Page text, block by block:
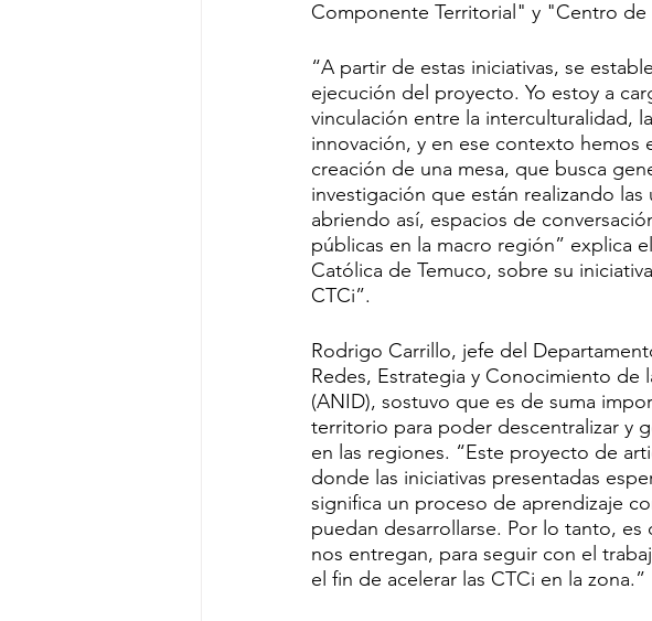
Componente Territorial" y "Centro
“A partir de estas iniciativas, se
ejecución del proyecto. Yo estoy a
vinculación entre la interculturalidad,
innovación, y en ese contexto
creación de una mesa, que busca
investigación que están realizando
abriendo así, espacios de
públicas en la macro región” explica
Católica de Temuco, sobre su
CTCi”.
Rodrigo Carrillo, jefe del
Redes, Estrategia y Conocimiento de
(ANID), sostuvo que es de suma
territorio para poder descentralizar y
en las regiones. “Este proyecto de
donde las iniciativas presentadas
significa un proceso de aprendizaje
puedan desarrollarse. Por lo tanto,
nos entregan, para seguir con el
el fin de acelerar las CTCi en la zona.”